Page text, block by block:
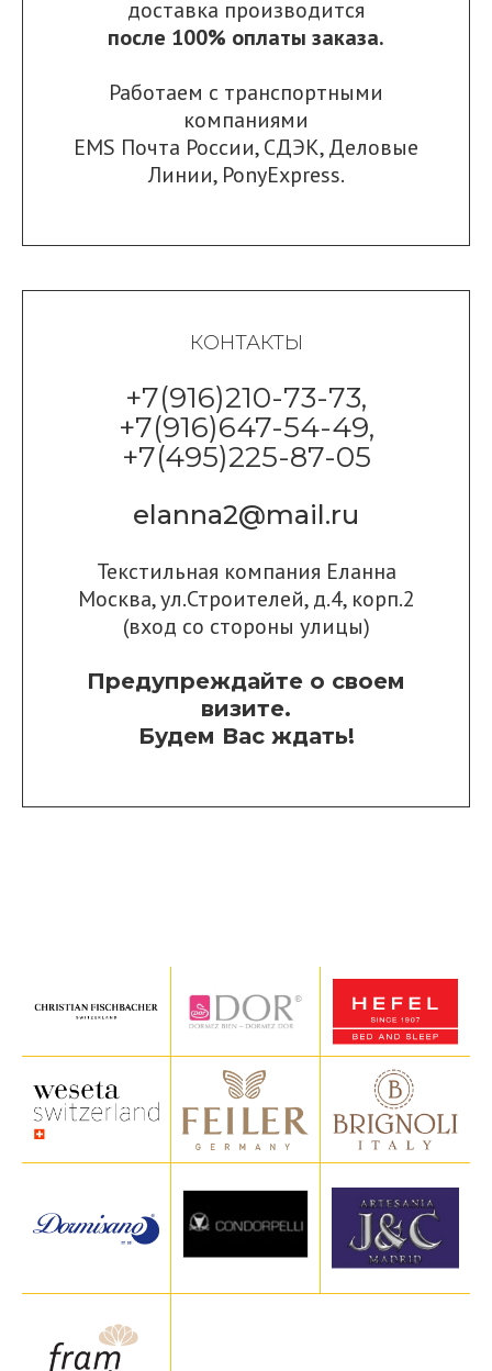
доставка производится
после 100% оплаты заказа.
Работаем с транспортными
компаниями
EMS Почта России,СДЭК,Деловые
Линии, PonyExpress.
КОНТАКТЫ
+7(916)210-73-73,
+7(916)647-54-49,
+7(495)225-87-05
elanna2@mail.ru
Текстильная компания Еланна
Москва, ул.Строителей, д.4, корп.2
(вход со стороны улицы)
Предупреждайте о своем
визите.
Будем Вас ждать!